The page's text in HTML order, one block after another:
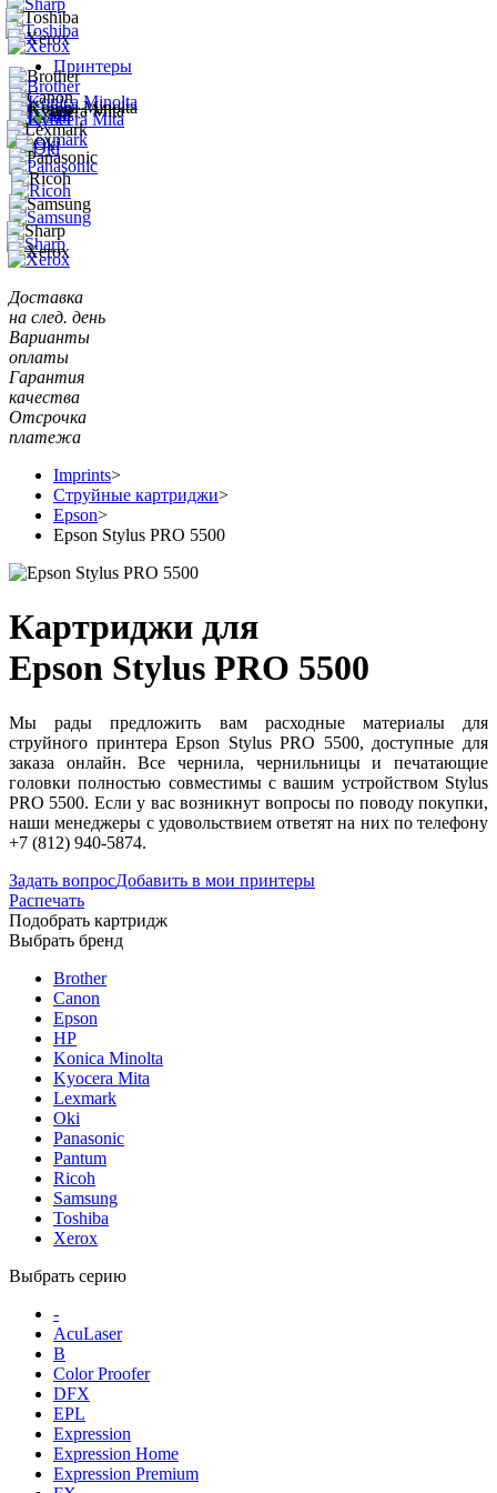
Принтеры
Доставка
на след. день
Варианты
оплаты
Гарантия
качества
Отсрочка
платежа
Imprints>
Струйные картриджи>
Epson>
Epson Stylus PRO 5500
Картриджи для
Epson Stylus PRO 5500
Мы рады предложить вам расходные материалы для
струйного принтера Epson Stylus PRO 5500, доступные для
заказа онлайн. Все чернила, чернильницы и печатающие
головки полностью совместимы с вашим устройством Stylus
PRO 5500. Если у вас возникнут вопросы по поводу покупки,
наши менеджеры с удовольствием ответят на них по телефону
+7 (812) 940-5874.
Задать вопросДобавить в мои принтеры
Распечать
Подобрать картридж
Выбрать бренд
Brother
Canon
Epson
HP
Konica Minolta
Kyocera Mita
Lexmark
Oki
Panasonic
Pantum
Ricoh
Samsung
Toshiba
Xerox
Выбрать серию
-
AcuLaser
B
Color Proofer
DFX
EPL
Expression
Expression Home
Expression Premium